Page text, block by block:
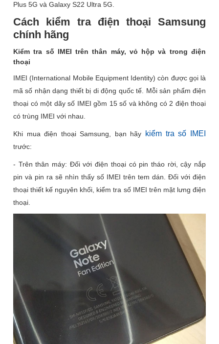
Plus 5G và Galaxy S22 Ultra 5G.
Cách kiểm tra điện thoại Samsung
chính hãng
Kiểm tra số IMEI trên thân máy, vỏ hộp và trong điện
thoại
IMEI (International Mobile Equipment Identity) còn được gọi là
mã số nhận dạng thiết bị di động quốc tế. Mỗi sản phẩm điện
thoại có một dãy số IMEI gồm 15 số và không có 2 điện thoại
có trùng IMEI với nhau.
Khi mua điện thoại Samsung, bạn hãy kiểm tra số IMEI
trước:
- Trên thân máy: Đối với điện thoại có pin tháo rời, cậy nắp
pin và pin ra sẽ nhìn thấy số IMEI trên tem dán. Đối với điện
thoại thiết kế nguyên khối, kiểm tra số IMEI trên mặt lưng điện
thoại.